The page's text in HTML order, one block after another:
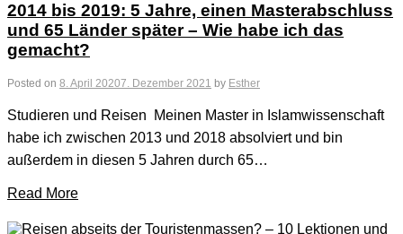
2014 bis 2019: 5 Jahre, einen Masterabschluss
und 65 Länder später – Wie habe ich das
gemacht?
Posted on 8. April 20207. Dezember 2021 by Esther
Studieren und Reisen Meinen Master in Islamwissenschaft
habe ich zwischen 2013 und 2018 absolviert und bin
außerdem in diesen 5 Jahren durch 65…
Read More